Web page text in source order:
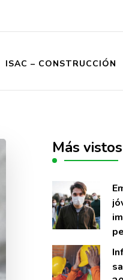
ISAC – CONSTRUCCIÓN
Más vistos